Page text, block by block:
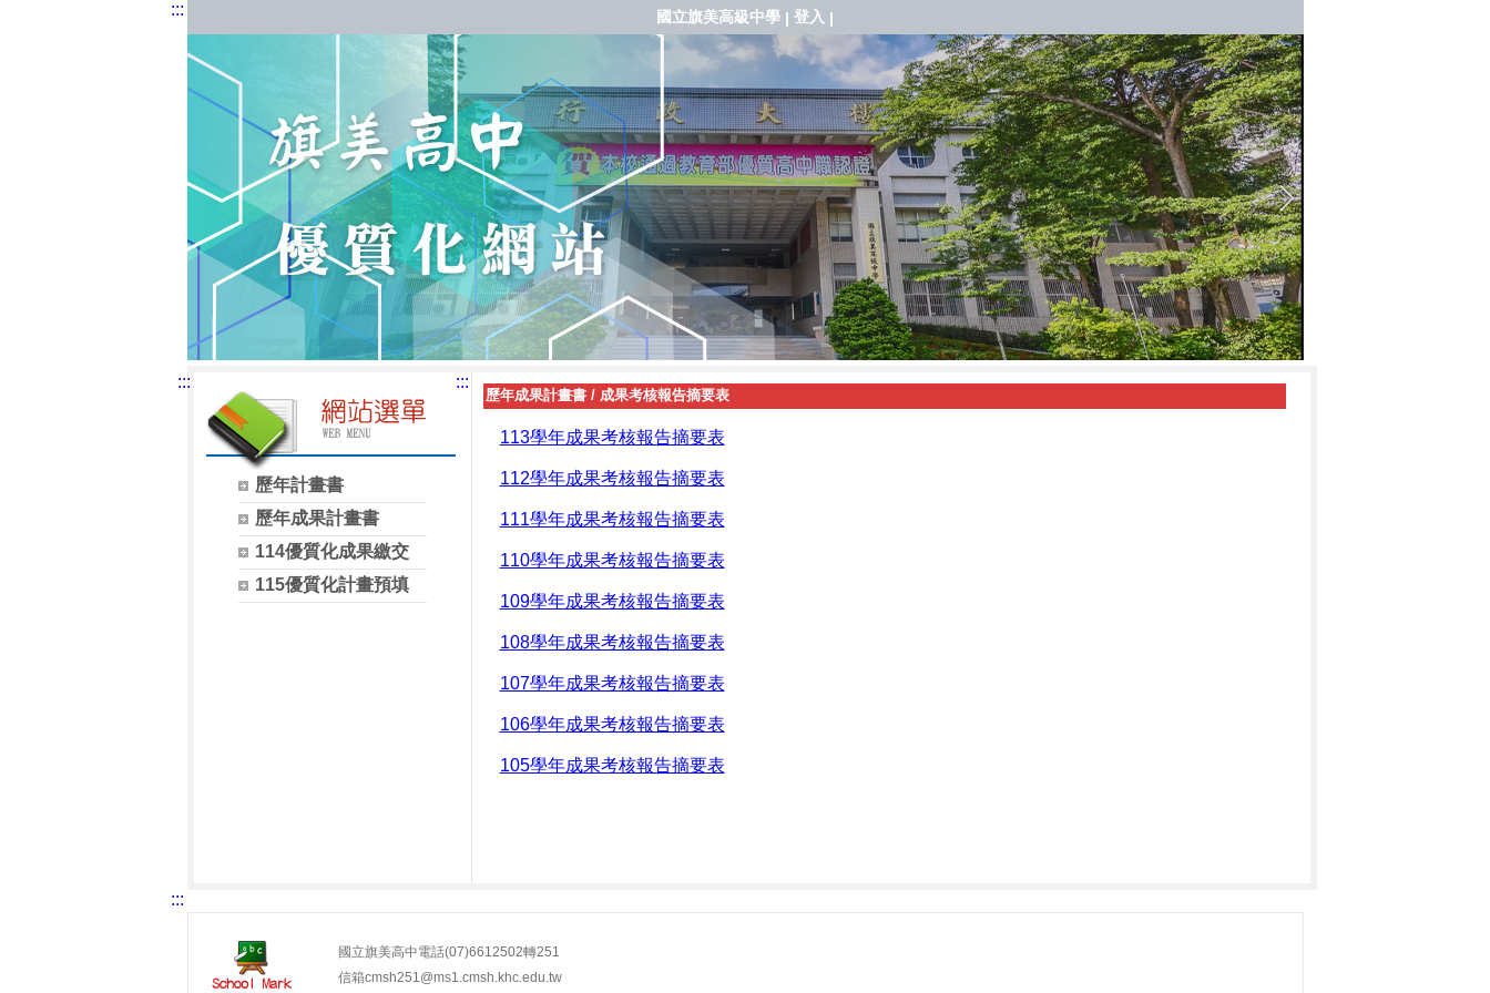
::: 國立旗美高級中學 | 登入 |
:::
歷年計畫書
歷年成果計畫書
114優質化成果繳交
115優質化計畫預填
:::
歷年成果計畫書/ 成果考核報告摘要表
113學年成果考核報告摘要表
112學年成果考核報告摘要表
111學年成果考核報告摘要表
110學年成果考核報告摘要表
109學年成果考核報告摘要表
108學年成果考核報告摘要表
107學年成果考核報告摘要表
106學年成果考核報告摘要表
105學年成果考核報告摘要表
:::
國立旗美高中電話(07)6612502轉251
信箱cmsh251@ms1.cmsh.khc.edu.tw